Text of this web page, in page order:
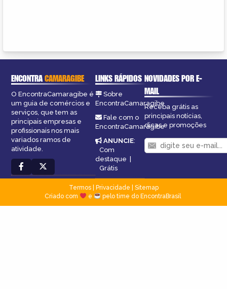
ENCONTRACAMARAGIBE
O EncontraCamaragibe é
um guia de comércios e
serviços, que tem as
principais empresas e
profissionais nos mais
variados ramos de
atividade.
LINKS RÁPIDOS
Sobre
EncontraCamaragibe
Fale com o
EncontraCamaragibe
ANUNCIE:
Com
destaque |
Grátis
NOVIDADES POR E-
MAIL
Receba grátis as
principais notícias,
dicas e promoções
Termos| Privacidade
Sitemap
Criado com
e pelo time do EncontraBrasil